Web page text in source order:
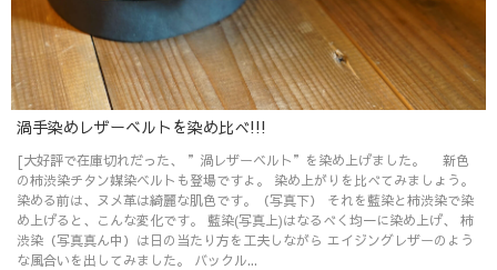
渦手染めレザーベルトを染め比べ!!!
[大好評で在庫切れだった、 ”渦レザーベルト”を染め上げました。 新色
の柿渋染チタン媒染ベルトも登場ですよ。 染め上がりを比べてみましょう。
染める前は、ヌメ革は綺麗な肌色です。（写真下） それを藍染と柿渋染で染
め上げると、こんな変化です。 藍染(写真上)はなるべく均一に染め上げ、 柿
渋染（写真真ん中）は日の当たり方を工夫しながら エイジングレザーのよう
な風合いを出してみました。 バックル...